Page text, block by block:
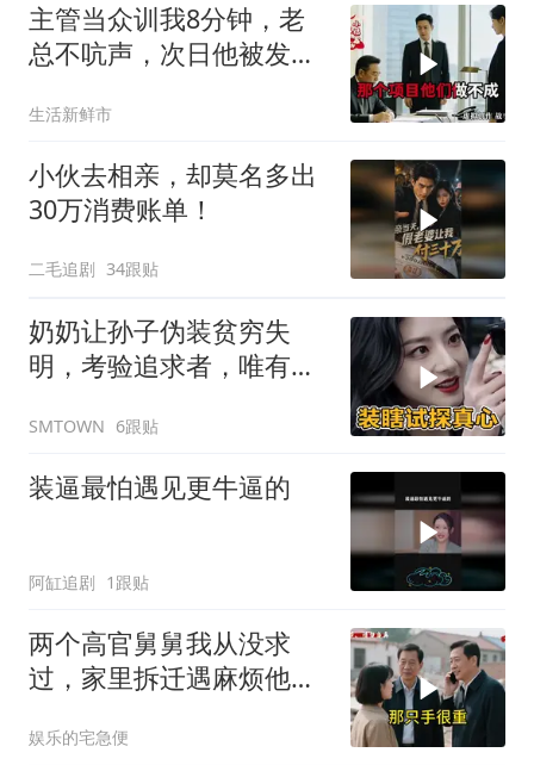
主管当众训我8分钟，老
总不吭声，次日他被发配
生活新鲜市
小伙去相亲，却莫名多出
30万消费账单！
二毛追剧 34跟贴
奶奶让孙子伪装贫穷失
明，考验追求者，唯有一
SMTOWN 6跟贴
装逼最怕遇见更牛逼的
阿缸追剧 1跟贴
两个高官舅舅我从没求
过，家里拆迁遇麻烦他们
娱乐的宅急便